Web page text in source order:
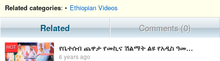
Related categories: • Ethiopian Videos
Related Comments (0)
HOT የቤተሰብ ጨዋታ የመኪና ሽልማት ልዩ የአዲስ ዓመት ዉድድር/Yebetseb Chewata Season Final
6 years ago